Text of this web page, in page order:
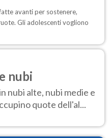
avanti per sostenere,
Gli adolescenti vogliono
nubi
nubi alte, nubi medie e
quote dell'al...